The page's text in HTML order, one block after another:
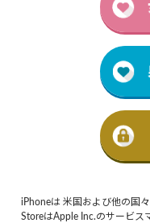
iPhoneは 米国および他の国
StoreはApple Inc.のサービス